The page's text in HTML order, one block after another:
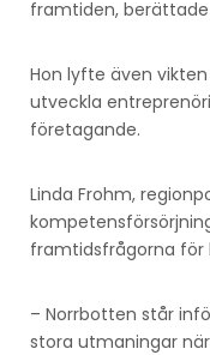
framtiden,
Hon lyfte även
utveckla
företagande.
Linda Frohm,
framtidsfrågorna för
– Norrbotten står
stora utmaningar